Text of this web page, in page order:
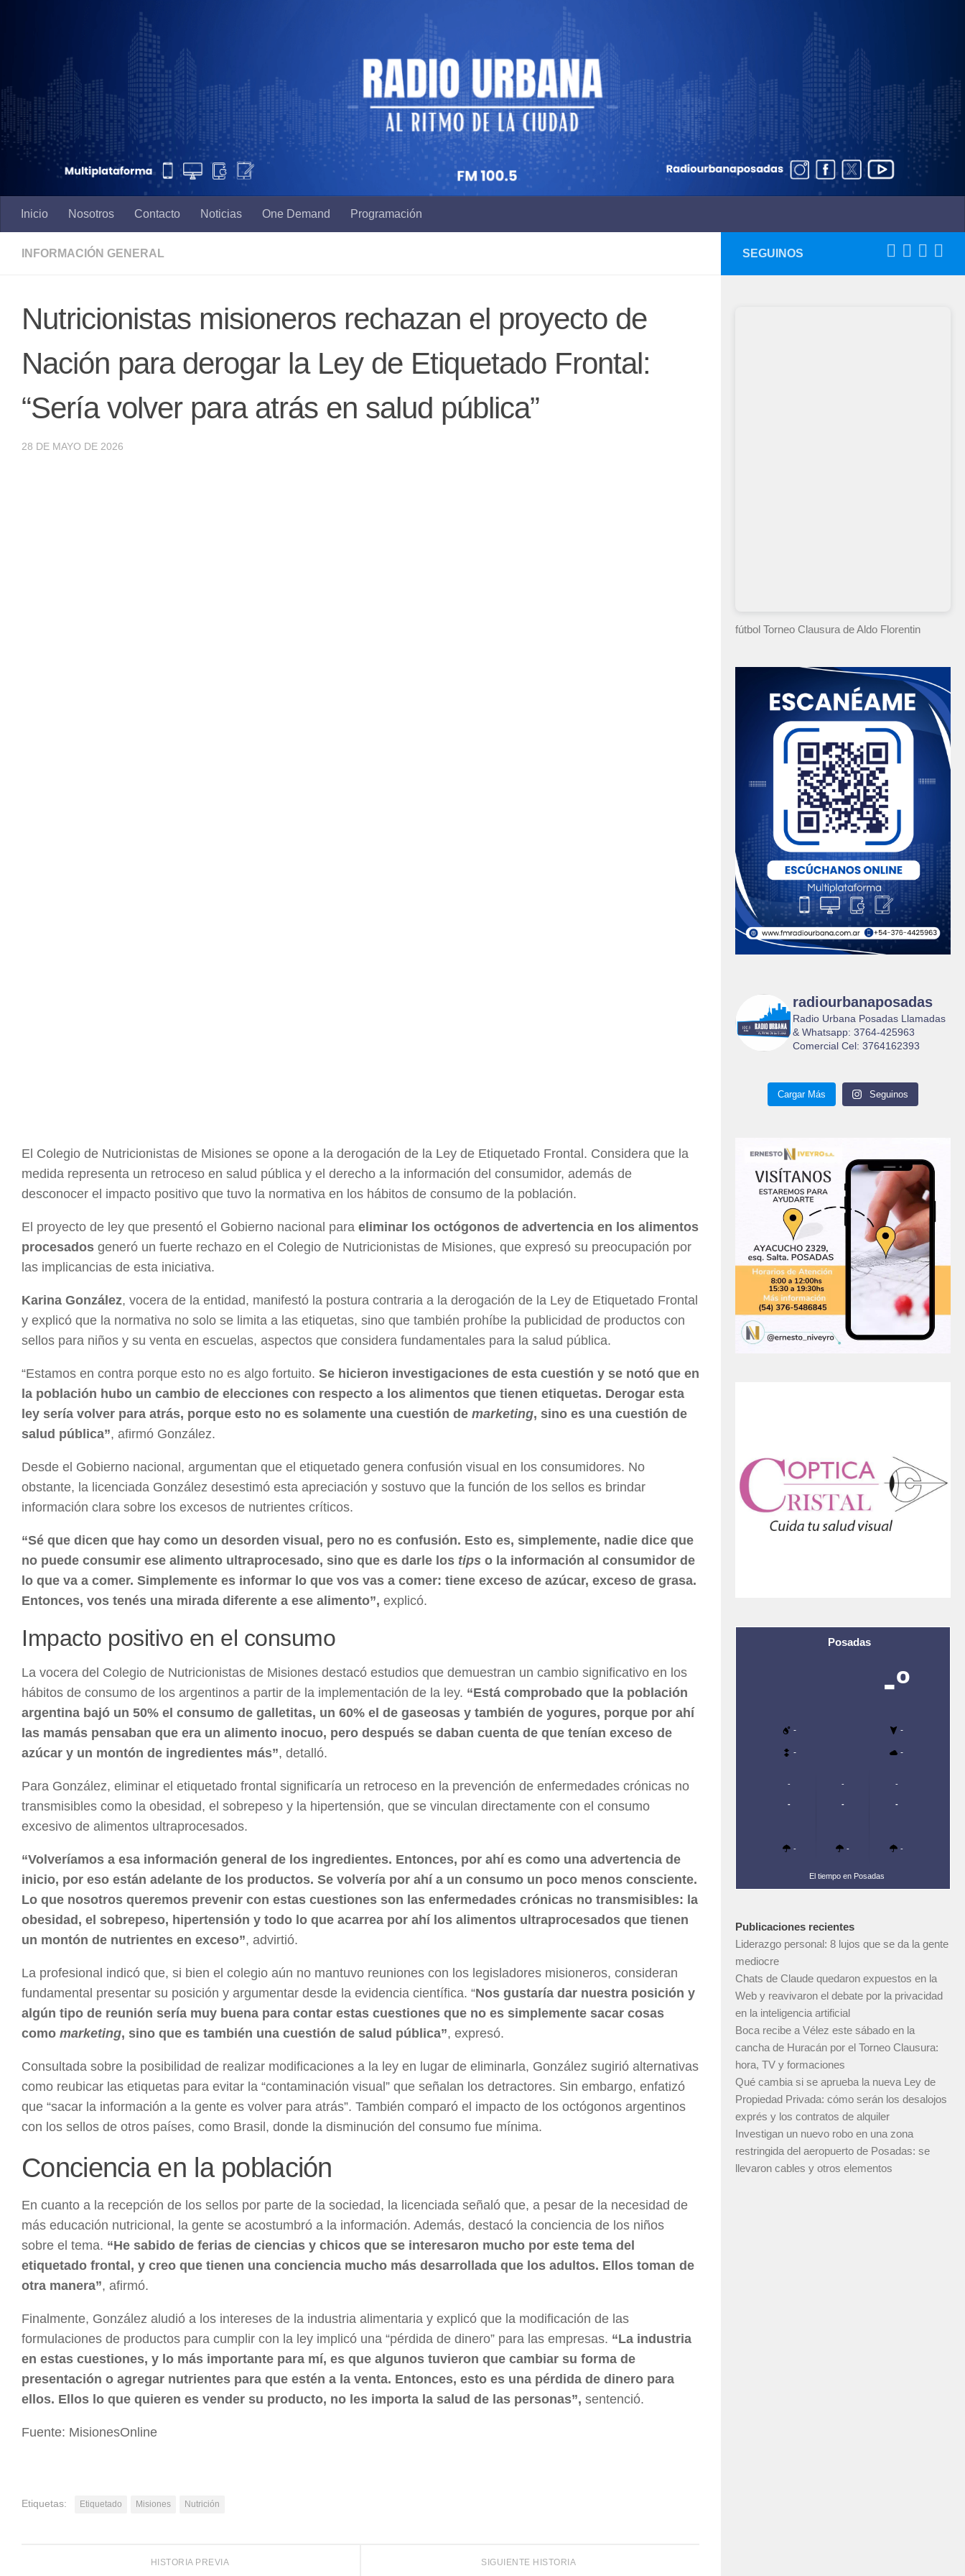
Inicio Nosotros Contacto Noticias One Demand Programación
INFORMACIÓN GENERAL
Nutricionistas misioneros rechazan el proyecto de
Nación para derogar la Ley de Etiquetado Frontal:
“Sería volver para atrás en salud pública”
28 DE MAYO DE 2026
El Colegio de Nutricionistas de Misiones se opone a la derogación de la Ley de Etiquetado Frontal. Considera que la
medida representa un retroceso en salud pública y el derecho a la información del consumidor, además de
desconocer el impacto positivo que tuvo la normativa en los hábitos de consumo de la población.
El proyecto de ley que presentó el Gobierno nacional para eliminar los octógonos de advertencia en los alimentos
procesados generó un fuerte rechazo en el Colegio de Nutricionistas de Misiones, que expresó su preocupación por
las implicancias de esta iniciativa.
Karina González, vocera de la entidad, manifestó la postura contraria a la derogación de la Ley de Etiquetado Frontal
y explicó que la normativa no solo se limita a las etiquetas, sino que también prohíbe la publicidad de productos con
sellos para niños y su venta en escuelas, aspectos que considera fundamentales para la salud pública.
“Estamos en contra porque esto no es algo fortuito. Se hicieron investigaciones de esta cuestión y se notó que en
la población hubo un cambio de elecciones con respecto a los alimentos que tienen etiquetas. Derogar esta
ley sería volver para atrás, porque esto no es solamente una cuestión de marketing, sino es una cuestión de
salud pública”, afirmó González.
Desde el Gobierno nacional, argumentan que el etiquetado genera confusión visual en los consumidores. No
obstante, la licenciada González desestimó esta apreciación y sostuvo que la función de los sellos es brindar
información clara sobre los excesos de nutrientes críticos.
“Sé que dicen que hay como un desorden visual, pero no es confusión. Esto es, simplemente, nadie dice que
no puede consumir ese alimento ultraprocesado, sino que es darle los tips o la información al consumidor de
lo que va a comer. Simplemente es informar lo que vos vas a comer: tiene exceso de azúcar, exceso de grasa.
Entonces, vos tenés una mirada diferente a ese alimento”, explicó.
Impacto positivo en el consumo
La vocera del Colegio de Nutricionistas de Misiones destacó estudios que demuestran un cambio significativo en los
hábitos de consumo de los argentinos a partir de la implementación de la ley. “Está comprobado que la población
argentina bajó un 50% el consumo de galletitas, un 60% el de gaseosas y también de yogures, porque por ahí
las mamás pensaban que era un alimento inocuo, pero después se daban cuenta de que tenían exceso de
azúcar y un montón de ingredientes más”, detalló.
Para González, eliminar el etiquetado frontal significaría un retroceso en la prevención de enfermedades crónicas no
transmisibles como la obesidad, el sobrepeso y la hipertensión, que se vinculan directamente con el consumo
excesivo de alimentos ultraprocesados.
“Volveríamos a esa información general de los ingredientes. Entonces, por ahí es como una advertencia de
inicio, por eso están adelante de los productos. Se volvería por ahí a un consumo un poco menos consciente.
Lo que nosotros queremos prevenir con estas cuestiones son las enfermedades crónicas no transmisibles: la
obesidad, el sobrepeso, hipertensión y todo lo que acarrea por ahí los alimentos ultraprocesados que tienen
un montón de nutrientes en exceso”, advirtió.
La profesional indicó que, si bien el colegio aún no mantuvo reuniones con los legisladores misioneros, consideran
fundamental presentar su posición y argumentar desde la evidencia científica. “Nos gustaría dar nuestra posición y
algún tipo de reunión sería muy buena para contar estas cuestiones que no es simplemente sacar cosas
como marketing, sino que es también una cuestión de salud pública”, expresó.
Consultada sobre la posibilidad de realizar modificaciones a la ley en lugar de eliminarla, González sugirió alternativas
como reubicar las etiquetas para evitar la “contaminación visual” que señalan los detractores. Sin embargo, enfatizó
que “sacar la información a la gente es volver para atrás”. También comparó el impacto de los octógonos argentinos
con los sellos de otros países, como Brasil, donde la disminución del consumo fue mínima.
Conciencia en la población
En cuanto a la recepción de los sellos por parte de la sociedad, la licenciada señaló que, a pesar de la necesidad de
más educación nutricional, la gente se acostumbró a la información. Además, destacó la conciencia de los niños
sobre el tema. “He sabido de ferias de ciencias y chicos que se interesaron mucho por este tema del
etiquetado frontal, y creo que tienen una conciencia mucho más desarrollada que los adultos. Ellos toman de
otra manera”, afirmó.
Finalmente, González aludió a los intereses de la industria alimentaria y explicó que la modificación de las
formulaciones de productos para cumplir con la ley implicó una “pérdida de dinero” para las empresas. “La industria
en estas cuestiones, y lo más importante para mí, es que algunos tuvieron que cambiar su forma de
presentación o agregar nutrientes para que estén a la venta. Entonces, esto es una pérdida de dinero para
ellos. Ellos lo que quieren es vender su producto, no les importa la salud de las personas”, sentenció.
Fuente: MisionesOnline
Etiquetas: Etiquetado Misiones Nutrición
SIGUIENTE HISTORIA
HISTORIA PREVIA
SEGUINOS
fútbol Torneo Clausurade Aldo Florentin
radiourbanaposadas
Radio Urbana Posadas Llamadas
& Whatsapp: 3764-425963
Comercial Cel: 3764162393
Cargar Más Seguinos
Posadas
-º
- -
- -
-
-
-
-
-
-
-
-
-
El tiempo en Posadas
Publicaciones recientes
Liderazgo personal: 8 lujos que se da la gente
mediocre
Chats de Claude quedaron expuestos en la
Web y reavivaron el debate por la privacidad
en la inteligencia artificial
Boca recibe a Vélez este sábado en la
cancha de Huracán por el Torneo Clausura:
hora, TV y formaciones
Qué cambia si se aprueba la nueva Ley de
Propiedad Privada: cómo serán los desalojos
exprés y los contratos de alquiler
Investigan un nuevo robo en una zona
restringida del aeropuerto de Posadas: se
llevaron cables y otros elementos